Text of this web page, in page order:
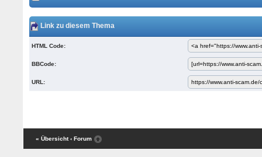
Link zu diesem Thema
HTML Code:
BBCode:
URL:
« Übersicht ‹ Forum